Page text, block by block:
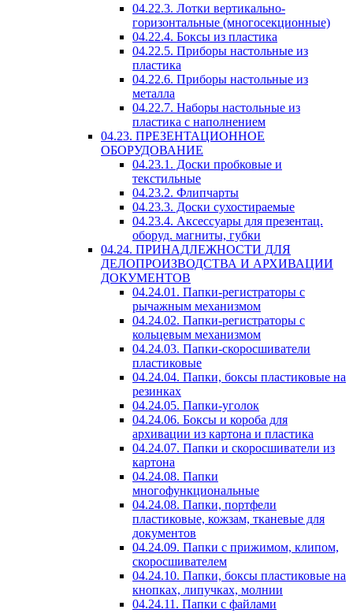
04.22.3. Лотки вертикально-
горизонтальные (многосекционные)
04.22.4. Боксы из пластика
04.22.5. Приборы настольные из
пластика
04.22.6. Приборы настольные из
металла
04.22.7. Наборы настольные из
пластика с наполнением
04.23. ПРЕЗЕНТАЦИОННОЕ
ОБОРУДОВАНИЕ
04.23.1. Доски пробковые и
текстильные
04.23.2. Флипчарты
04.23.3. Доски сухостираемые
04.23.4. Аксессуары для презентац.
оборуд. магниты, губки
04.24. ПРИНАДЛЕЖНОСТИ ДЛЯ
ДЕЛОПРОИЗВОДСТВА И АРХИВАЦИИ
ДОКУМЕНТОВ
04.24.01. Папки-регистраторы с
рычажным механизмом
04.24.02. Папки-регистраторы с
кольцевым механизмом
04.24.03. Папки-скоросшиватели
пластиковые
04.24.04. Папки, боксы пластиковые на
резинках
04.24.05. Папки-уголок
04.24.06. Боксы и короба для
архивации из картона и пластика
04.24.07. Папки и скоросшиватели из
картона
04.24.08. Папки
многофункциональные
04.24.08. Папки, портфели
пластиковые, кожзам, тканевые для
документов
04.24.09. Папки с прижимом, клипом,
скоросшивателем
04.24.10. Папки, боксы пластиковые на
кнопках, липучках, молнии
04.24.11. Папки с файлами